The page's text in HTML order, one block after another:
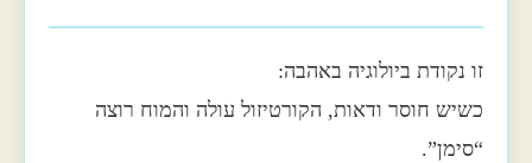
זו נקודת ביולוגיה באהבה:
כשיש חוסר ודאות, הקורטיזול עולה והמוח רוצה
“סימן”.